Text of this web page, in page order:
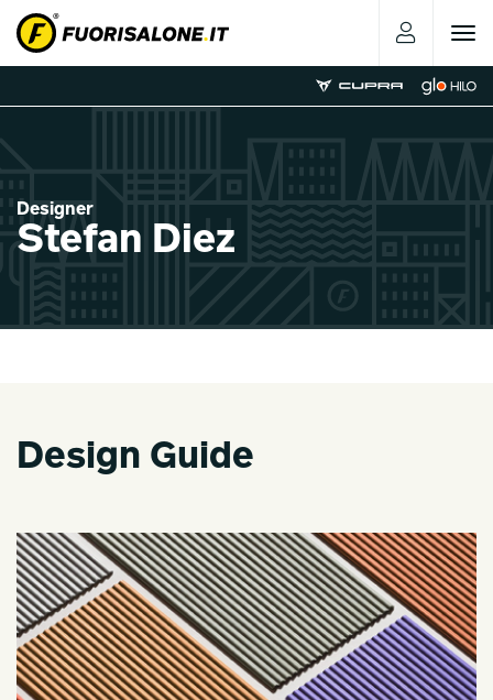
Toggle
Designer
Stefan Diez
Design Guide